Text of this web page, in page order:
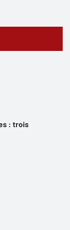
: trois